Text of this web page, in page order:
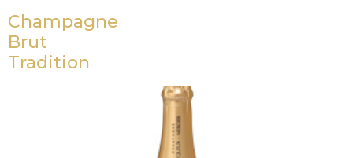
Champagne
Brut
Tradition